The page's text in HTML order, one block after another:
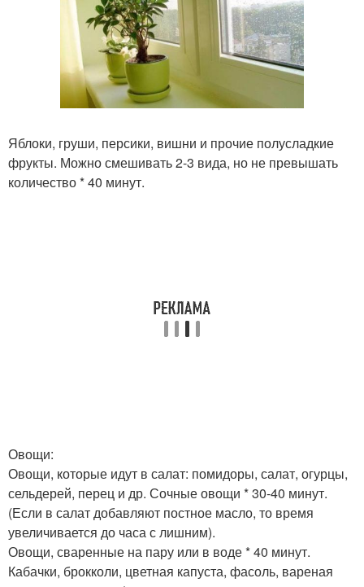
Яблоки, груши, персики, вишни и прочие полусладкие
фрукты. Можно смешивать 2-3 вида, но не превышать
количество * 40 минут.
Овощи:
Овощи, которые идут в салат: помидоры, салат, огурцы,
сельдерей, перец и др. Сочные овощи * 30-40 минут.
(Если в салат добавляют постное масло, то время
увеличивается до часа с лишним).
Овощи, сваренные на пару или в воде * 40 минут.
Кабачки, брокколи, цветная капуста, фасоль, вареная